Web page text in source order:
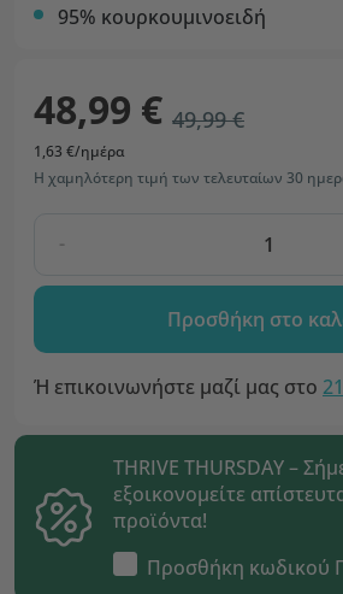
95% κουρκουμινοειδή
48,99 € 49,99 €
1,63 €/ημέρα
Η χαμηλότερη τιμή των τελευταίων 30
-
Προσθήκη στο
Ή επικοινωνήστε μαζί μας στο
THRIVE THURSDAY –
εξοικονομείτε
προϊόντα!
Προσθήκη κωδικού